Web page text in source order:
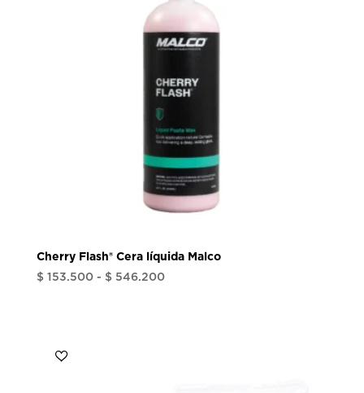
Cherry Flash® Cera líquida Malco
$ 153.500 - $ 546.200Rango